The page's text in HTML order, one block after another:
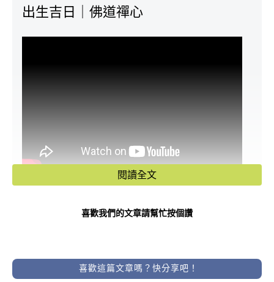
出生吉日｜佛道禪心
歡迎來佛道禪心觀看更多風水命理影片
https://lihi3.cc/VEY5Q
了！
閱讀全文
喜歡我們的文章請幫忙按個讚
喜歡這篇文章嗎？快分享吧！